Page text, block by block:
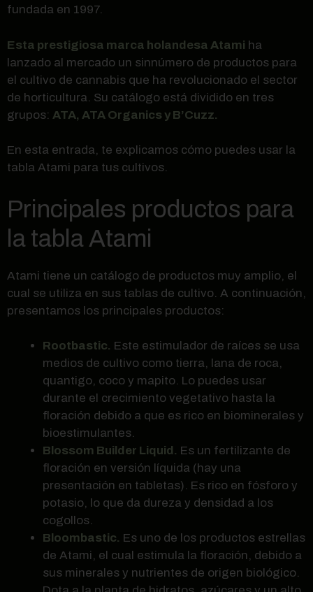
fundada en 1997.
Esta prestigiosa marca holandesa Atami ha
lanzado al mercado un sinnúmero de productos para
el cultivo de cannabis que ha revolucionado el sector
de horticultura. Su catálogo está dividido en tres
grupos: ATA, ATA Organics y B’Cuzz.
En esta entrada, te explicamos cómo puedes usar la
tabla Atami para tus cultivos.
Principales productos para
la tabla Atami
Atami tiene un catálogo de productos muy amplio, el
cual se utiliza en sus tablas de cultivo. A continuación,
presentamos los principales productos:
Rootbastic. Este estimulador de raíces se usa
medios de cultivo como tierra, lana de roca,
quantigo, coco y mapito. Lo puedes usar
durante el crecimiento vegetativo hasta la
floración debido a que es rico en biominerales y
bioestimulantes.
Blossom Builder Liquid. Es un fertilizante de
floración en versión líquida (hay una
presentación en tabletas). Es rico en fósforo y
potasio, lo que da dureza y densidad a los
cogollos.
Bloombastic. Es uno de los productos estrellas
de Atami, el cual estimula la floración, debido a
sus minerales y nutrientes de origen biológico.